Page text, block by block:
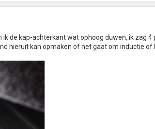
ik de kap-achterkant wat ophoog duwen, ik zag
hieruit kan opmaken of het gaat om inductie of